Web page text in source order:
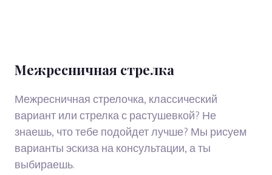
Межресничная стрелка
Межресничная стрелочка, классический
вариант или стрелка с растушевкой? Не
знаешь, что тебе подойдет лучше? Мы рисуем
варианты эскиза на консультации, а ты
выбираешь.